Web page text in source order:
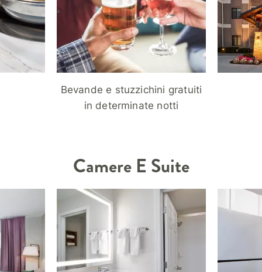
Bevande e stuzzichini gratuiti
in determinate notti
Camere E Suite